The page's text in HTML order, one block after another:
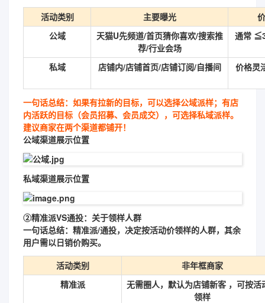
活动类别
主要曝光
公域
天猫U先频道/首页猜你喜欢/搜索推
荐/行业会场
通常
私域 店铺内/店铺首页/店铺订阅/自播间 价格灵
一句话总结：如果有拉新的目标，可以选择公域派样；有店
内活跃的目标（会员招募、会员成交），可选择私域派样。
建议商家在两个渠道都铺开！
公域渠道展示位置
私域渠道展示位置
②精准派VS通投：关于领样人群
一句话总结：精准派/通投，决定按活动价领样的人群，其余
用户需以日销价购买。
活动类别
非年框商家
精准派
无需圈人，默认为店铺新客 ， 可按活
领样